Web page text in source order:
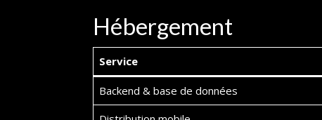
Hébergement
Service
Backend & base de données